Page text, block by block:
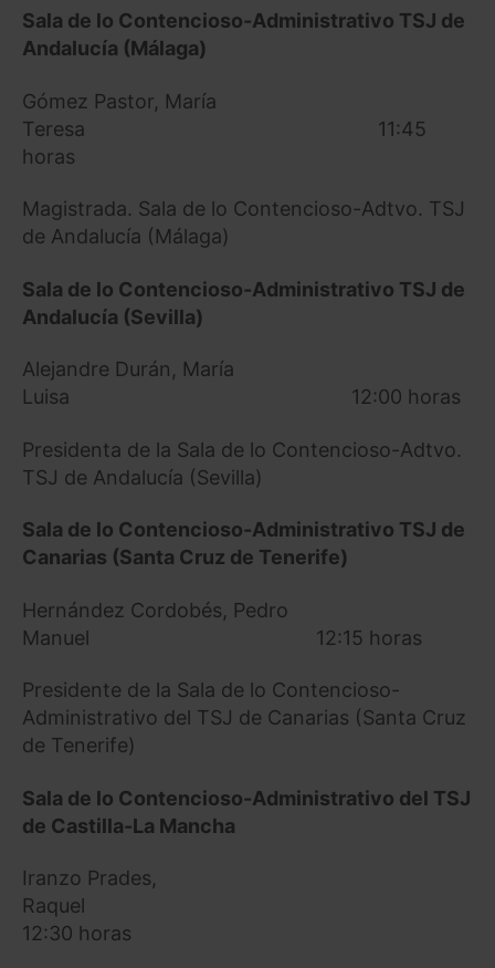
Sala de lo Contencioso-Administrativo TSJ de
Andalucía (Málaga)
Gómez Pastor, María
Teresa 11:45
horas
Magistrada. Sala de lo Contencioso-Adtvo. TSJ
de Andalucía (Málaga)
Sala de lo Contencioso-Administrativo TSJ de
Andalucía (Sevilla)
Alejandre Durán, María
Luisa 12:00 horas
Presidenta de la Sala de lo Contencioso-Adtvo.
TSJ de Andalucía (Sevilla)
Sala de lo Contencioso-Administrativo TSJ de
Canarias (Santa Cruz de Tenerife)
Hernández Cordobés, Pedro
Manuel 12:15 horas
Presidente de la Sala de lo Contencioso-
Administrativo del TSJ de Canarias (Santa Cruz
de Tenerife)
Sala de lo Contencioso-Administrativo del TSJ
de Castilla-La Mancha
Iranzo Prades,
Raquel
12:30 horas